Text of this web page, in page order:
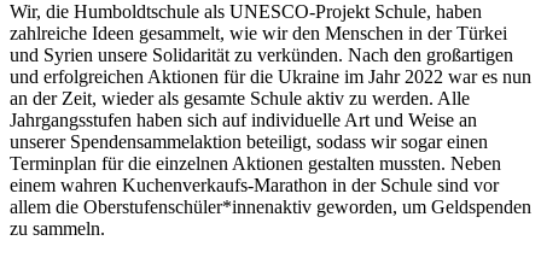
Wir, die Humboldtschule als UNESCO-Projekt Schule, haben
zahlreiche Ideen gesammelt, wie wir den Menschen in der Türkei
und Syrien unsere Solidarität zu verkünden. Nach den großartigen
und erfolgreichen Aktionen für die Ukraine im Jahr 2022 war es nun
an der Zeit, wieder als gesamte Schule aktiv zu werden. Alle
Jahrgangsstufen haben sich auf individuelle Art und Weise an
unserer Spendensammelaktion beteiligt, sodass wir sogar einen
Terminplan für die einzelnen Aktionen gestalten mussten. Neben
einem wahren Kuchenverkaufs-Marathon in der Schule sind vor
allem die Oberstufenschüler*innenaktiv geworden, um Geldspenden
zu sammeln.